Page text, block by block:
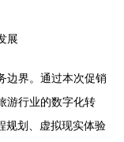
展
边界。通过本次促销
游行业的数字化转
规划、虚拟现实体验